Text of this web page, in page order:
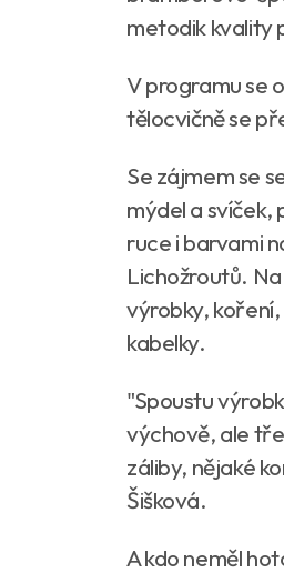
metodik kvality
V programu se
tělocvičně se
Se zájmem se
mýdel a svíček,
ruce i barvami
Lichožroutů.
výrobky,
kabelky.
"Spoustu
výchově, ale
záliby, nějaké
Šišková.
A kdo neměl